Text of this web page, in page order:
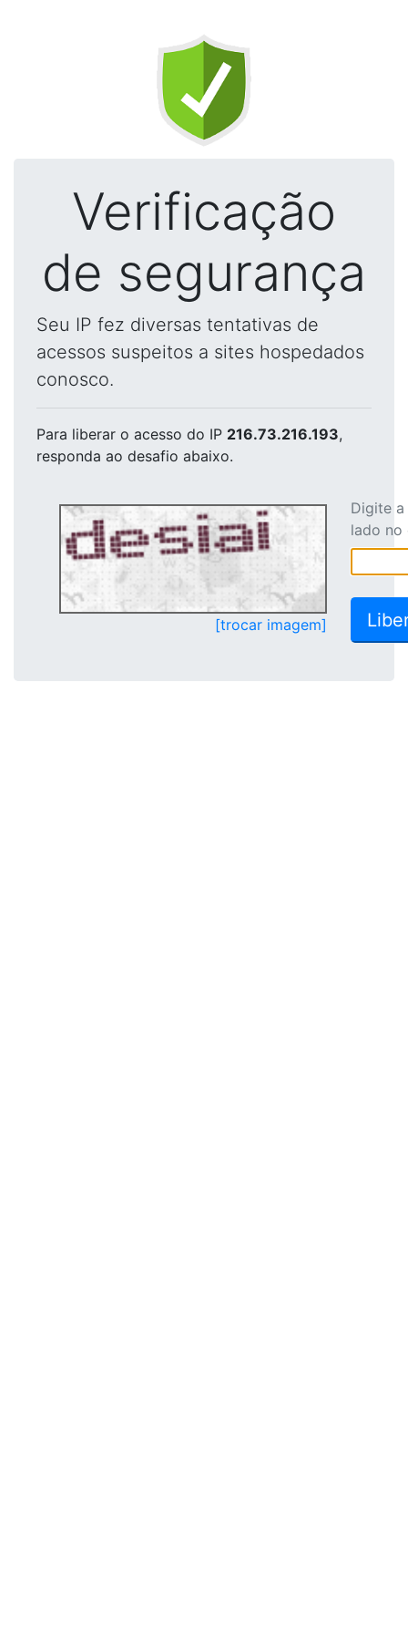
Verificação
de segurança
Seu IP fez diversas tentativas de
acessos suspeitos a sites hospedados
conosco.
Para liberar o acesso do IP 216.73.216.193,
responda ao desafio abaixo.
[trocar imagem]
Digite
lado no